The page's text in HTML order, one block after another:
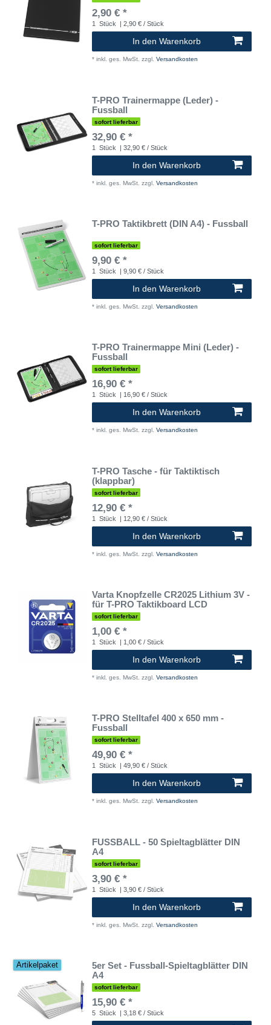
2,90 € *
1 Stück | 2,90 € / Stück
In den Warenkorb
* inkl. ges. MwSt. zzgl. Versandkosten
T-PRO Trainermappe (Leder) -
Fussball
sofort lieferbar
32,90 € *
1 Stück | 32,90 € / Stück
In den Warenkorb
* inkl. ges. MwSt. zzgl. Versandkosten
T-PRO Taktikbrett (DIN A4) - Fussball
sofort lieferbar
9,90 € *
1 Stück | 9,90 € / Stück
In den Warenkorb
* inkl. ges. MwSt. zzgl. Versandkosten
T-PRO Trainermappe Mini (Leder) -
Fussball
sofort lieferbar
16,90 € *
1 Stück | 16,90 € / Stück
In den Warenkorb
* inkl. ges. MwSt. zzgl. Versandkosten
T-PRO Tasche - für Taktiktisch
(klappbar)
sofort lieferbar
12,90 € *
1 Stück | 12,90 € / Stück
In den Warenkorb
* inkl. ges. MwSt. zzgl. Versandkosten
Varta Knopfzelle CR2025 Lithium 3V -
für T-PRO Taktikboard LCD
sofort lieferbar
1,00 € *
1 Stück | 1,00 € / Stück
In den Warenkorb
* inkl. ges. MwSt. zzgl. Versandkosten
T-PRO Stelltafel 400 x 650 mm -
Fussball
sofort lieferbar
49,90 € *
1 Stück | 49,90 € / Stück
In den Warenkorb
* inkl. ges. MwSt. zzgl. Versandkosten
FUSSBALL - 50 Spieltagblätter DIN
A4
sofort lieferbar
3,90 € *
1 Stück | 3,90 € / Stück
In den Warenkorb
* inkl. ges. MwSt. zzgl. Versandkosten
Artikelpaket
5er Set - Fussball-Spieltagblätter DIN
A4
sofort lieferbar
15,90 € *
5 Stück | 3,18 € / Stück